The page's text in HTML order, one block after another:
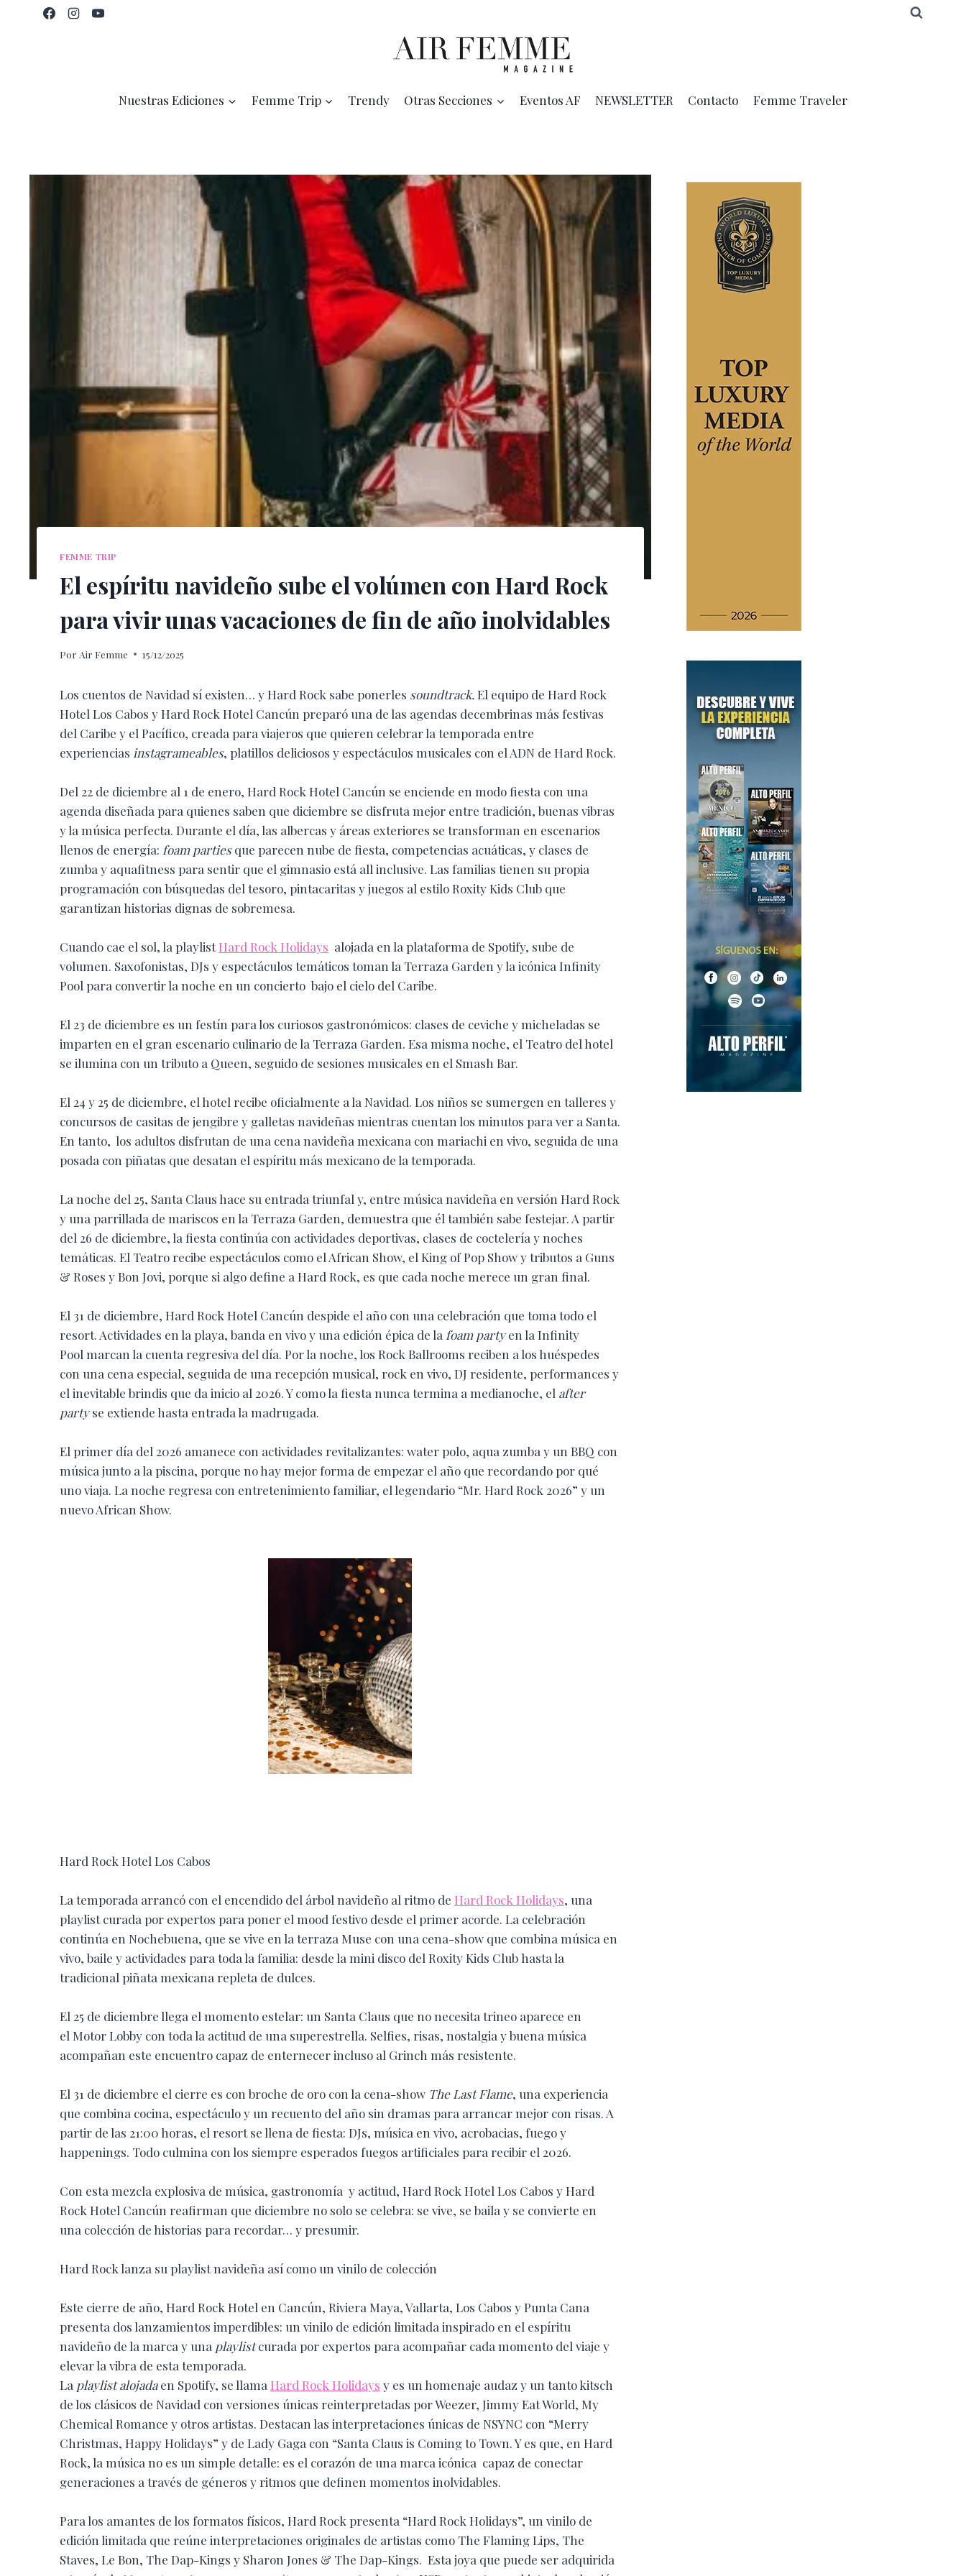
Nuestras Ediciones Femme Trip Trendy Otras Secciones Eventos AF NEWSLETTER Contacto Femme Traveler
FEMME TRIP
El espíritu navideño sube el volúmen con Hard Rock
para vivir unas vacaciones de fin de año inolvidables
Por Air Femme 15/12/2025
Los cuentos de Navidad sí existen… y Hard Rock sabe ponerles soundtrack.El equipo de Hard Rock
Hotel Los Cabos y Hard Rock Hotel Cancún preparó una de las agendas decembrinas más festivas
del Caribe y el Pacífico, creada para viajeros que quieren celebrar la temporada entre
experiencias instagrameables, platillos deliciosos y espectáculos musicales con el ADN de Hard Rock.
Del 22 de diciembre al 1 de enero, Hard Rock Hotel Cancún se enciende en modo fiesta con una
agenda diseñada para quienes saben que diciembre se disfruta mejor entre tradición, buenas vibras
y la música perfecta. Durante el día, las albercas y áreas exteriores se transforman en escenarios
llenos de energía: foam partiesque parecen nube de fiesta, competencias acuáticas, y clases de
zumba y aquafitness para sentir que el gimnasio está all inclusive. Las familias tienen su propia
programación con búsquedas del tesoro, pintacaritas y juegos al estilo Roxity Kids Club que
garantizan historias dignas de sobremesa.
Cuando cae el sol, la playlistHard Rock Holidays alojada en la plataforma de Spotify, sube de
volumen. Saxofonistas, DJs y espectáculos temáticos toman la Terraza Garden y la icónica Infinity
Pool para convertir la noche en un concierto bajo el cielo del Caribe.
El 23 de diciembre es un festín para los curiosos gastronómicos: clases de ceviche y micheladas se
imparten en el gran escenario culinario de la Terraza Garden. Esa misma noche, el Teatro del hotel
se ilumina con un tributo a Queen, seguido de sesiones musicales en el Smash Bar.
El 24 y 25 de diciembre, el hotel recibe oficialmente a la Navidad. Los niños se sumergen en talleres y
concursos de casitas de jengibre y galletas navideñas mientras cuentan los minutos para ver a Santa.
En tanto, los adultos disfrutan de una cena navideña mexicana con mariachi en vivo, seguida de una
posada con piñatas que desatan el espíritu más mexicano de la temporada.
La noche del 25, Santa Claus hace su entrada triunfal y, entre música navideña en versión Hard Rock
y una parrillada de mariscos en la Terraza Garden, demuestra que él también sabe festejar. A partir
del 26 de diciembre, la fiesta continúa con actividades deportivas, clases de coctelería y noches
temáticas. El Teatro recibe espectáculos como el African Show, el King of Pop Show y tributos a Guns
& Roses y Bon Jovi, porque si algo define a Hard Rock, es que cada noche merece un gran final.
El 31 de diciembre, Hard Rock Hotel Cancún despide el año con una celebración que toma todo el
resort. Actividades en la playa, banda en vivo y una edición épica de la foam partyen la Infinity
Pool marcan la cuenta regresiva del día. Por la noche, los Rock Ballrooms reciben a los huéspedes
con una cena especial, seguida de una recepción musical, rock en vivo, DJ residente, performances y
el inevitable brindis que da inicio al 2026. Y como la fiesta nunca termina a medianoche, el after
partyse extiende hasta entrada la madrugada.
El primer día del 2026 amanece con actividades revitalizantes: water polo, aqua zumba y un BBQ con
música junto a la piscina, porque no hay mejor forma de empezar el año que recordando por qué
uno viaja. La noche regresa con entretenimiento familiar, el legendario “Mr. Hard Rock 2026” y un
nuevo African Show.
Hard Rock Hotel Los Cabos
La temporada arrancó con el encendido del árbol navideño al ritmo de Hard Rock Holidays, una
playlist curada por expertos para poner el mood festivo desde el primer acorde. La celebración
continúa en Nochebuena, que se vive en la terraza Muse con una cena-show que combina música en
vivo, baile y actividades para toda la familia: desde la mini disco del Roxity Kids Club hasta la
tradicional piñata mexicana repleta de dulces.
El 25 de diciembre llega el momento estelar: un Santa Claus que no necesita trineo aparece en
el Motor Lobby con toda la actitud de una superestrella. Selfies, risas, nostalgia y buena música
acompañan este encuentro capaz de enternecer incluso al Grinch más resistente.
El 31 de diciembre el cierre es con broche de oro con la cena-show The Last Flame, una experiencia
que combina cocina, espectáculo y un recuento del año sin dramas para arrancar mejor con risas. A
partir de las 21:00 horas, el resort se llena de fiesta: DJs, música en vivo, acrobacias, fuego y
happenings. Todo culmina con los siempre esperados fuegos artificiales para recibir el 2026.
Con esta mezcla explosiva de música, gastronomía y actitud, Hard Rock Hotel Los Cabos y Hard
Rock Hotel Cancún reafirman que diciembre no solo se celebra: se vive, se baila y se convierte en
una colección de historias para recordar… y presumir.
Hard Rock lanza su playlist navideña así como un vinilo de colección
Este cierre de año, Hard Rock Hotel en Cancún, Riviera Maya, Vallarta, Los Cabos y Punta Cana
presenta dos lanzamientos imperdibles: un vinilo de edición limitada inspirado en el espíritu
navideño de la marca y una playlistcurada por expertos para acompañar cada momento del viaje y
elevar la vibra de esta temporada.
La playlist alojadaen Spotify, se llama Hard Rock Holidays y es un homenaje audaz y un tanto kitsch
de los clásicos de Navidad con versiones únicas reinterpretadas por Weezer, Jimmy Eat World, My
Chemical Romance y otros artistas. Destacan las interpretaciones únicas de NSYNC con “Merry
Christmas, Happy Holidays” y de Lady Gaga con “Santa Claus is Coming to Town. Y es que, en Hard
Rock, la música no es un simple detalle: es el corazón de una marca icónica capaz de conectar
generaciones a través de géneros y ritmos que definen momentos inolvidables.
Para los amantes de los formatos físicos, Hard Rock presenta “Hard Rock Holidays”, un vinilo de
edición limitada que reúne interpretaciones originales de artistas como The Flaming Lips, The
Staves, Le Bon, The Dap-Kings y Sharon Jones & The Dap-Kings. Esta joya que puede ser adquirida